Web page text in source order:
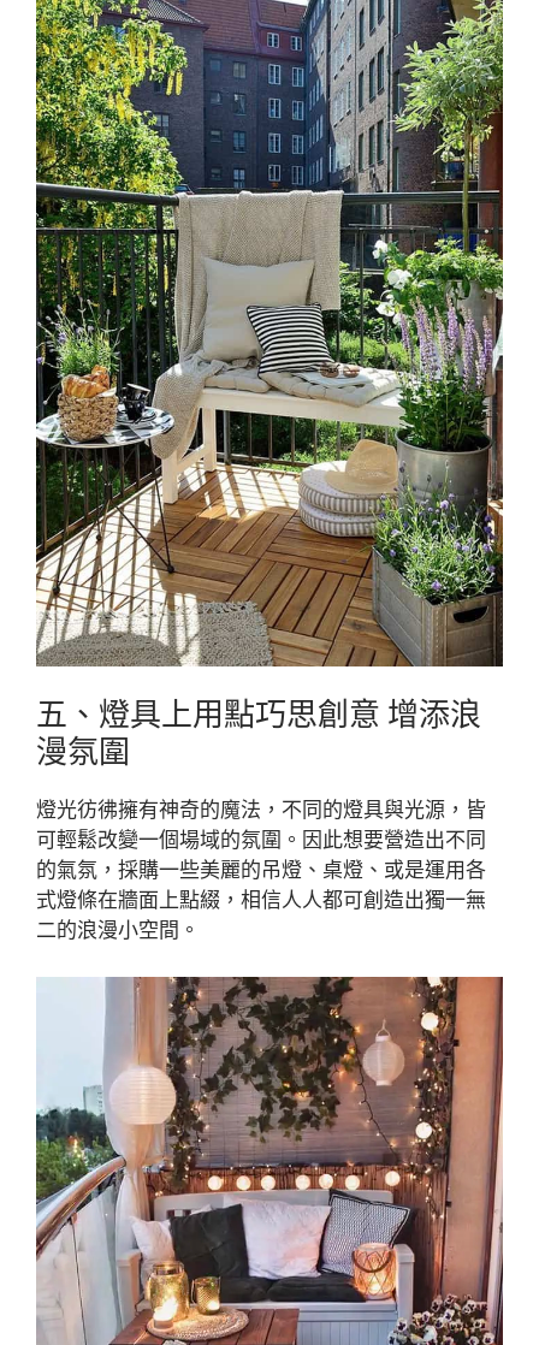
五、燈具上用點巧思創意 增添浪
漫氛圍
燈光彷彿擁有神奇的魔法，不同的燈具與光源，皆
可輕鬆改變一個場域的氛圍。因此想要營造出不同
的氣氛，採購一些美麗的吊燈、桌燈、或是運用各
式燈條在牆面上點綴，相信人人都可創造出獨一無
二的浪漫小空間。